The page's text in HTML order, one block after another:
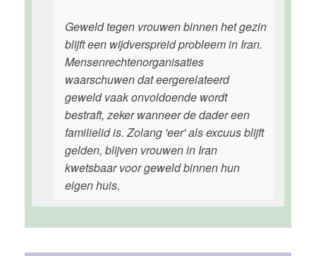
Geweld tegen vrouwen binnen het gezin
blijft een wijdverspreid probleem in Iran.
Mensenrechtenorganisaties
waarschuwen dat eergerelateerd
geweld vaak onvoldoende wordt
bestraft, zeker wanneer de dader een
familielid is. Zolang 'eer' als excuus blijft
gelden, blijven vrouwen in Iran
kwetsbaar voor geweld binnen hun
eigen huis.